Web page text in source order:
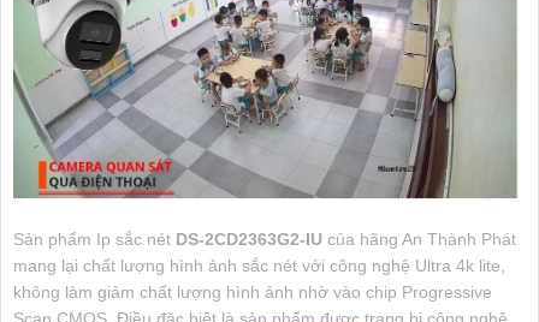
Sản phẩm Ip sắc nét DS-2CD2363G2-IU của hãng An Thành Phát
mang lại chất lượng hình ảnh sắc nét với công nghệ Ultra 4k lite,
không làm giảm chất lượng hình ảnh nhờ vào chip Progressive